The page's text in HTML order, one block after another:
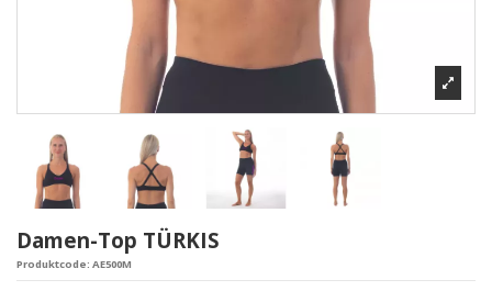
Damen-Top TÜRKIS
Produktcode: AE500M